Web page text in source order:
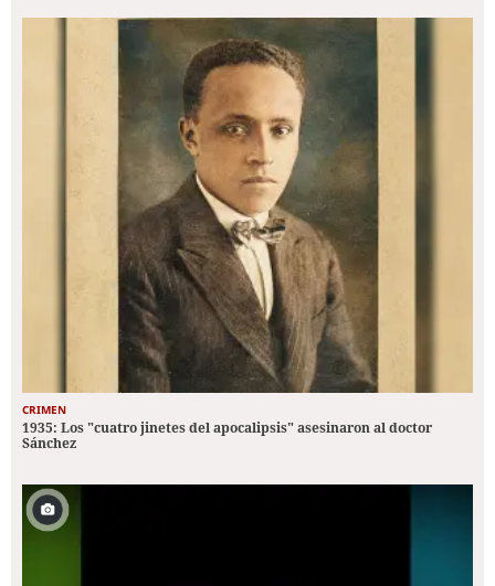
CRIMEN
1935: Los "cuatro jinetes del apocalipsis" asesinaron al doctor
Sánchez